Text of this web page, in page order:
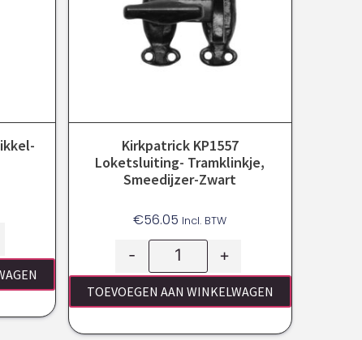
Kirkpatrick KP1557
Loketsluiting- Tramklinkje,
Smeedijzer-Zwart
€56.05 Incl. BTW
- +
TOEVOEGEN AAN WINKELWAGEN